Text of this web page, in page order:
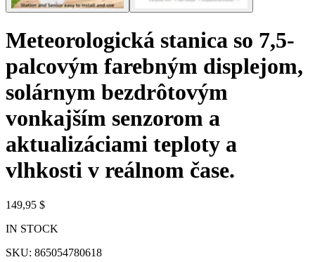
Meteorologická stanica so 7,5-
palcovým farebným displejom,
solárnym bezdrôtovým
vonkajším senzorom a
aktualizáciami teploty a
vlhkosti v reálnom čase.
149,95 $
IN STOCK
SKU: 865054780618